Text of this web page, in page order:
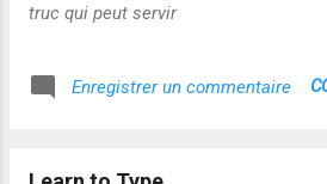
truc qui peut servir
Enregistrer un commentaire